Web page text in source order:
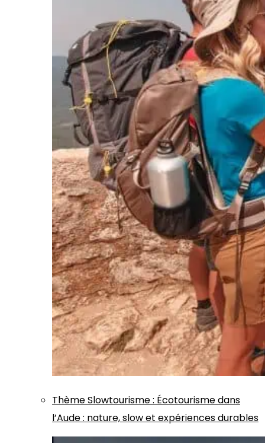
ThèmeSlowtourisme: Écotourisme dans
l’Aude : nature, slow et expériences durables